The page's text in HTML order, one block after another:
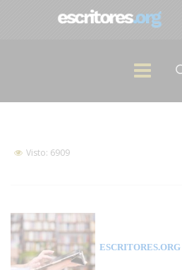
Visto: 6909
ESCRITORES.ORG